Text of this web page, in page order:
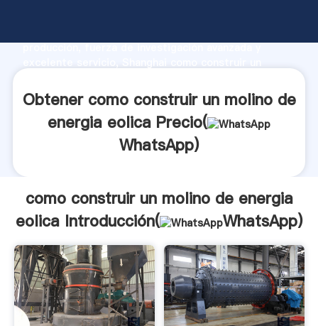
producción, fuerza de investigación avanzada y
aporta valores a todos los clientes.
Obtener como construir un molino de
energia eolica Precio(
WhatsApp)
como construir un molino de energia
eolica Introducción(
WhatsApp)